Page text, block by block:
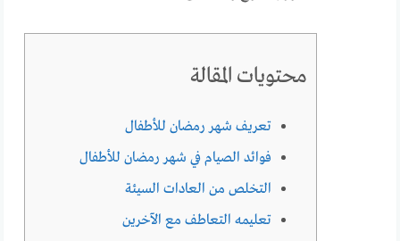
محتويات المقالة
تعريف شهر رمضان للأطفال
فوائد الصيام في شهر رمضان للأطفال
التخلص من العادات السيئة
تعليمه التعاطف مع الآخرين